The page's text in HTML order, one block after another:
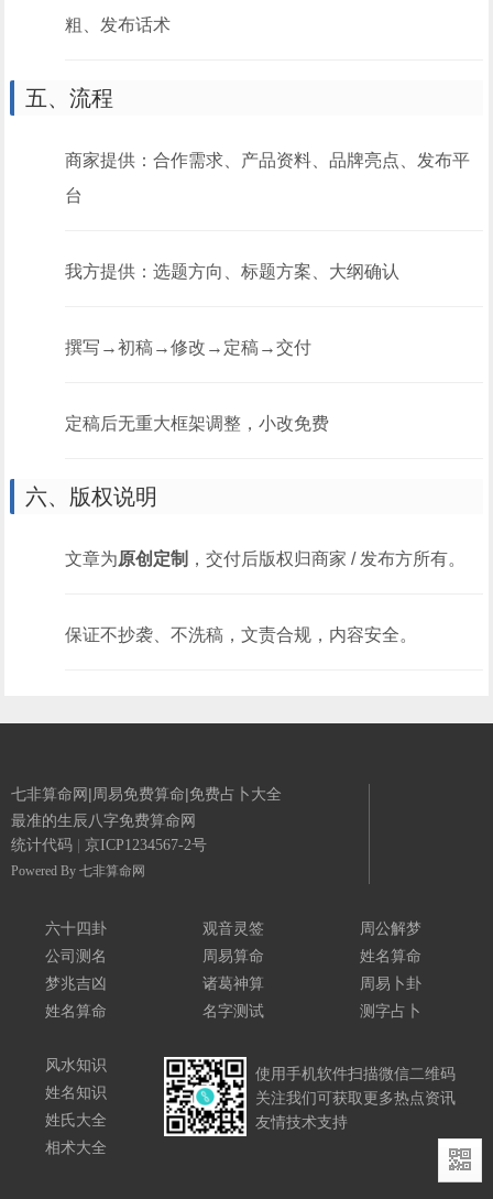
粗、发布话术
五、流程
商家提供：合作需求、产品资料、品牌亮点、发布平
台
我方提供：选题方向、标题方案、大纲确认
撰写→初稿→修改→定稿→交付
定稿后无重大框架调整，小改免费
六、版权说明
文章为原创定制 ，交付后版权归商家 / 发布方所有。
保证不抄袭、不洗稿，文责合规，内容安全。
七非算命网|周易免费算命|免费占卜大全
最准的生辰八字免费算命网
统计代码 京ICP1234567-2号
Powered By 七非算命网
六十四卦
公司测名
梦兆吉凶
姓名算命
观音灵签
周易算命
诸葛神算
名字测试
周公解梦
姓名算命
周易卜卦
测字占卜
风水知识
姓名知识
姓氏大全
相术大全
使用手机软件扫描微信二维码
关注我们可获取更多热点资讯
友情技术支持